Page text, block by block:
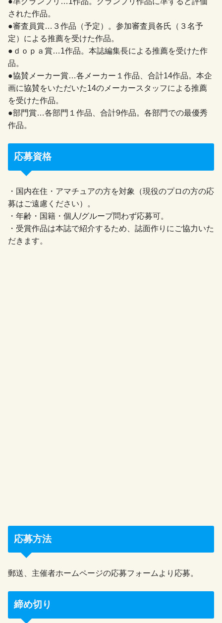
された作品。
●審査員賞…３作品（予定）。参加審査員各氏（３名予
定）による推薦を受けた作品。
●ｄｏｐａ賞…1作品。本誌編集長による推薦を受けた作
品。
●協賛メーカー賞…各メーカー１作品、合計14作品。本企
画に協賛をいただいた14のメーカースタッフによる推薦
を受けた作品。
●部門賞…各部門１作品、合計9作品。各部門での最優秀
作品。
応募資格
・国内在住・アマチュアの方を対象（現役のプロの方の応
募はご遠慮ください）。
・年齢・国籍・個人/グループ問わず応募可。
・受賞作品は本誌で紹介するため、誌面作りにご協力いた
だきます。
応募方法
郵送、主催者ホームページの応募フォームより応募。
締め切り